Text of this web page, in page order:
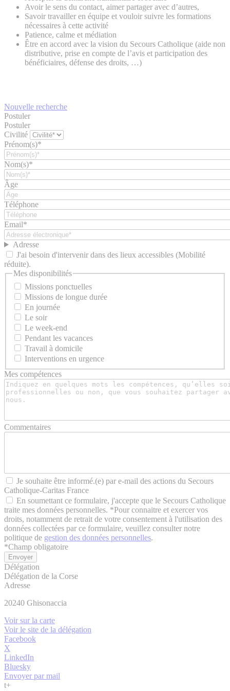
Avoir le sens du contact, aimer partager avec d’autres,
Savoir travailler en équipe et vouloir suivre les formations
nécessaires à cette activité
Patience, calme et médiation
Être en accord avec la vision du Secours Catholique (aide non
distributive, prise en compte de l’avis et participation des
bénéficiaires, défense des droits, …)
Nouvelle recherche
Postuler
Postuler
Civilité
Prénom(s)*
Nom(s)*
Âge
Téléphone
Email*
Adresse
J'ai besoin d'intervenir dans des lieux accessibles (Mobilité
réduite).
Mes disponibilités
Missions ponctuelles
Missions de longue durée
En journée
Le soir
Le week-end
Pendant les vacances
Travail à domicile
Interventions en urgence
Mes compétences
Commentaires
Je souhaite être informé.(e) par e-mail des actions du Secours
Catholique-Caritas France
En soumettant ce formulaire, j'accepte que le Secours Catholique
traite mes données personnelles. *Pour connaitre et exercer vos
droits, notamment de retrait de votre consentement à l'utilisation des
données collectées par ce formulaire, veuillez consulter notre
politique de gestion des données personnelles.
*Champ obligatoire
Délégation
Délégation de la Corse
Adresse
20240 Ghisonaccia
Voir sur la carte
Voir le site de la délégation
Facebook
X
LinkedIn
Bluesky
Envoyer par mail
t+